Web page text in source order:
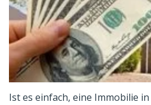
Ist es einfach, eine Immobilie